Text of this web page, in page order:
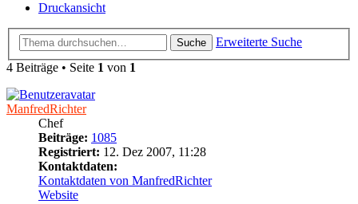
Druckansicht
Suche
Erweiterte Suche
4 Beiträge • Seite 1 von 1
ManfredRichter
Chef
Beiträge: 1085
Registriert: 12. Dez 2007, 11:28
Kontaktdaten:
Kontaktdaten von ManfredRichter
Website